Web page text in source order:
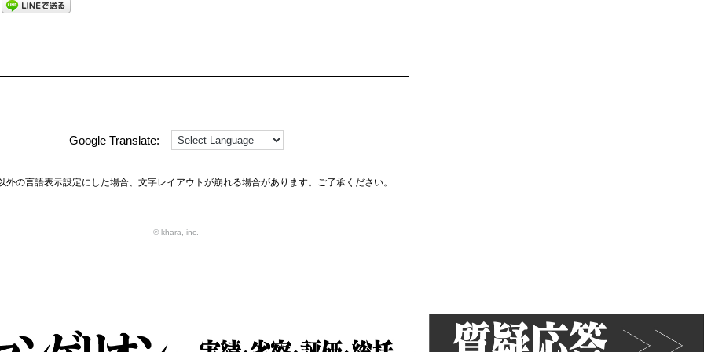
Google Translate:
外の言語表示設定にした場合、文字レイアウトが崩れる場合があります。ご了承ください。
© khara, inc.